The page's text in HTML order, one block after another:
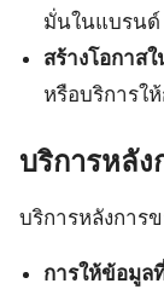
มั่นในแบรนด์
สร้างโอกาส
หรือบริการใ
บริการหลั
บริการหลังการ
การให้ข้อมูล